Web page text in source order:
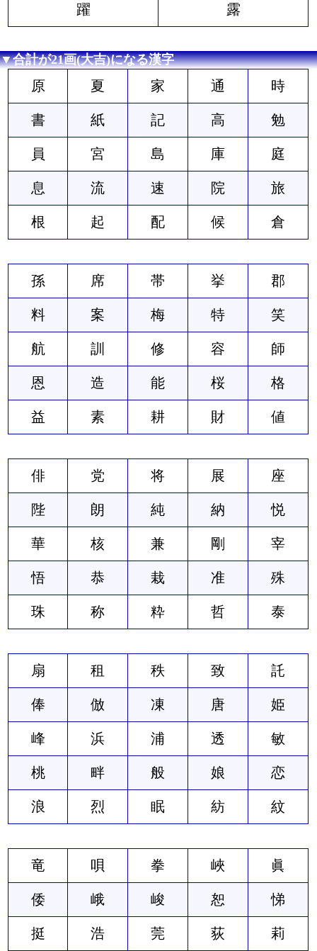
躍 露
▼合計が21画(大吉)になる漢字
原 夏 家 通 時
書 紙 記 高 勉
員 宮 島 庫 庭
息 流 速 院 旅
根 起 配 候 倉
孫 席 帯 挙 郡
料 案 梅 特 笑
航 訓 修 容 師
恩 造 能 桜 格
益 素 耕 財 値
俳 党 将 展 座
陛 朗 純 納 悦
華 核 兼 剛 宰
悟 恭 栽 准 殊
珠 称 粋 哲 泰
扇 租 秩 致 託
俸 倣 凍 唐 姫
峰 浜 浦 透 敏
桃 畔 般 娘 恋
浪 烈 眠 紡 紋
竜 唄 拳 峽 眞
倭 峨 峻 恕 悌
挺 浩 莞 荻 莉